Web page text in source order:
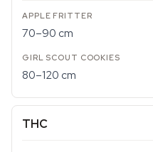
70–90 cm
80–120 cm
THC